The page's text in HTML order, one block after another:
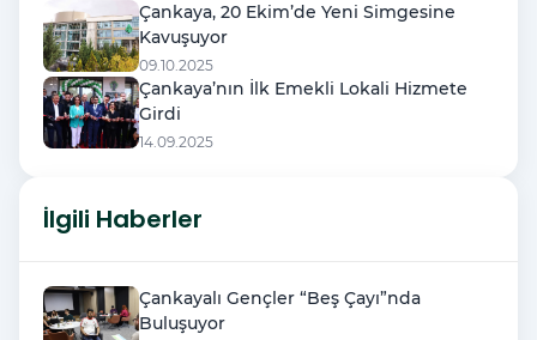
Çankaya, 20 Ekim’de Yeni Simgesine
Kavuşuyor
09.10.2025
Çankaya’nın İlk Emekli Lokali Hizmete
Girdi
14.09.2025
İlgili Haberler
Çankayalı Gençler “Beş Çayı”nda
Buluşuyor